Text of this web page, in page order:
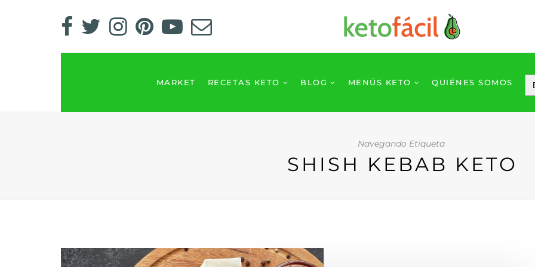
MARKET RECETAS KETO BLOG MENÚS KETO QUIÉNES SOMOS
Navegando Etiqueta
SHISH KEBAB KETO